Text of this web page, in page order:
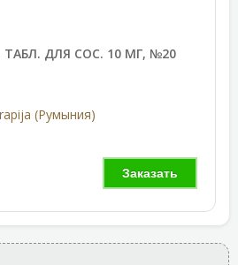
ДЛЯ СОС. 10 МГ, №20
(Румыния)
Заказать